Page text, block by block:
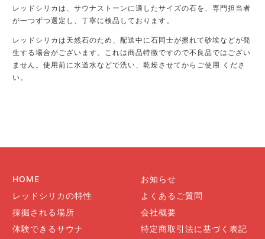
レッドシリカは、サウナストーンに適したサイズの石を、専門担当者
が一つずつ選定し、丁寧に検品しております。
レッドシリカは天然石のため、配送中に石同士が擦れて砂埃などが発
生する場合がございます。これは商品特徴ですので不良品ではござい
ません。使用前に水道水などで洗い、乾燥させてからご使用 くださ
い。
HOME
レッドシリカの特性
採掘される場所
体験できるサウナ
お知らせ
よくあるご質問
会社概要
特定商取引法に基づく表記